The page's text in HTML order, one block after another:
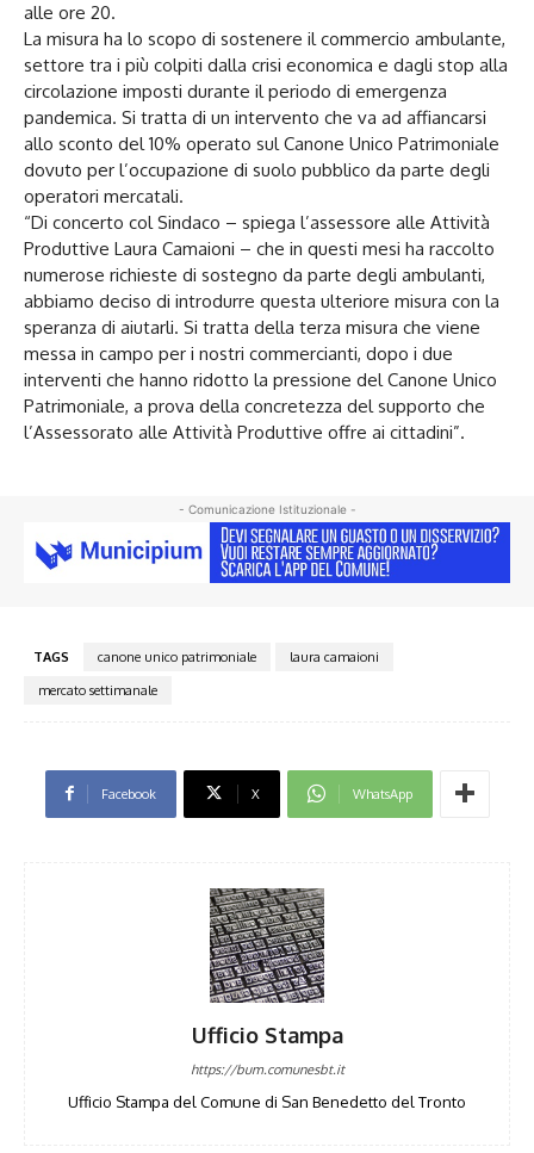
alle ore 20.
La misura ha lo scopo di sostenere il commercio ambulante,
settore tra i più colpiti dalla crisi economica e dagli stop alla
circolazione imposti durante il periodo di emergenza
pandemica. Si tratta di un intervento che va ad affiancarsi
allo sconto del 10% operato sul Canone Unico Patrimoniale
dovuto per l’occupazione di suolo pubblico da parte degli
operatori mercatali.
“Di concerto col Sindaco – spiega l’assessore alle Attività
Produttive Laura Camaioni – che in questi mesi ha raccolto
numerose richieste di sostegno da parte degli ambulanti,
abbiamo deciso di introdurre questa ulteriore misura con la
speranza di aiutarli. Si tratta della terza misura che viene
messa in campo per i nostri commercianti, dopo i due
interventi che hanno ridotto la pressione del Canone Unico
Patrimoniale, a prova della concretezza del supporto che
l’Assessorato alle Attività Produttive offre ai cittadini”.
- Comunicazione Istituzionale -
TAGS canone unico patrimoniale
laura camaioni
mercato settimanale
Facebook X WhatsApp
Ufficio Stampa
https://bum.comunesbt.it
Ufficio Stampa del Comune di San Benedetto del Tronto